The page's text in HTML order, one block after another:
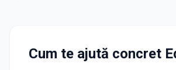
Cum te ajută concret